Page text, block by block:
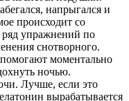
напрыгался и
происходит со
упражнений по
снотворного.
моментально
ночью.
Лучше, если это
вырабатывается